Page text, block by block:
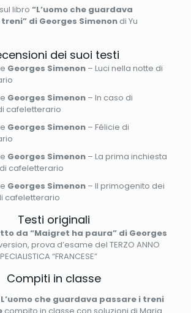
libro “L’uomo che guardava
di Georges Simenondi Yu
dei suoi testi
Georges Simenon– Luci nella notte di
Georges Simenon– In caso di
cafeletterario
Georges Simenon– Félicie di
Georges Simenon– La prima inchiesta
cafeletterario
Georges Simenon– Il primogenito dei
cafeletterario
Testi originali
da “Maigret ha paura” di Georges
prova d’esame del TERZO ANNO
“FRANCESE”
Compiti in classe
che guardava passare i treni
compito in classe con soluzioni di Maria